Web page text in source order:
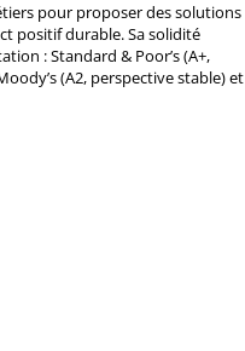
pour proposer des solutions
positif durable. Sa solidité
: Standard & Poor’s (A+,
(A2, perspective stable) et